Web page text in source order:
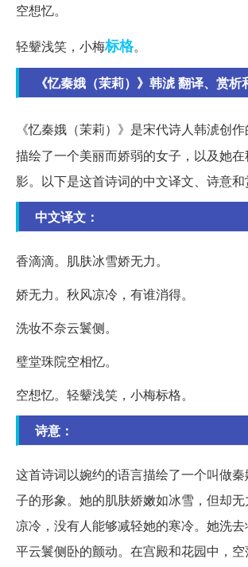
空想忆。
轻颦浅笑，小梅标格。
《忆秦娥（茉莉）》韩淲 翻译、赏析
《忆秦娥（茉莉）》是宋代诗人韩淲创
描绘了一个美丽而娇弱的女子，以及她
影。以下是这首诗词的中文译文、诗意和
中文译文：
香滴滴。肌肤冰雪娇无力。
娇无力。秋风凉冷，有谁消得。
洗妆不奈云鬟侧。
璧堂珠院空相忆。
空想忆。轻颦浅笑，小梅标格。
诗意：
这首诗词以婉约的语言描绘了一个叫做
子的形象。她的肌肤娇嫩如冰雪，但却
凉冷，没有人能够减轻她的寒冷。她洗
平云鬟侧卧的颤动。在宫殿和花园中，